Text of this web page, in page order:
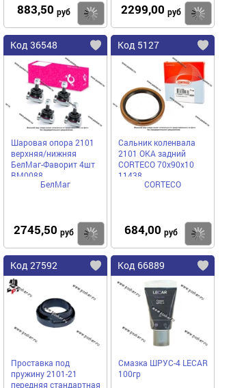
883,50 руб Купить
2299,00 руб
Код 36548
Шаровая опора 2101
верхняя/нижняя
БелМаг-Фаворит 4шт
BM0088
БелМаг
2745,50 руб Купить
Код 5127
Сальник коленвала
2101 ОКА задний
CORTECO 70х90х10
11438
CORTECO
684,00 руб
Код 27592
Проставка под
пружину 2101-21
передняя стандартная
Код 66889
Смазка ШРУС-4 LECAR
100гр